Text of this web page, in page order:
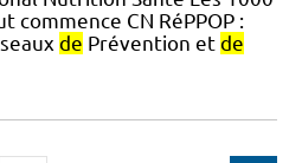
commence CN RéPPOP :
de Prévention et de